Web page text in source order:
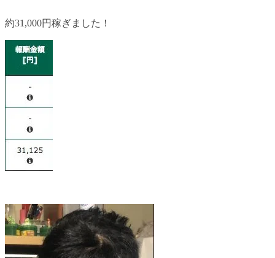
約31,000円稼ぎました！